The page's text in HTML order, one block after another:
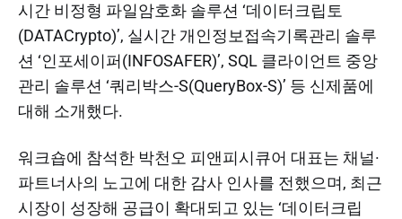
시간 비정형 파일암호화 솔루션 ‘데이터크립토
(DATACrypto)’, 실시간 개인정보접속기록관리 솔루
션 ‘인포세이퍼(INFOSAFER)’, SQL 클라이언트 중앙
관리 솔루션 ‘쿼리박스-S(QueryBox-S)’ 등 신제품에
대해 소개했다.​
워크숍에 참석한 박천오 피앤피시큐어 대표는 채널·
파트너사의 노고에 대한 감사 인사를 전했으며, 최근
시장이 성장해 공급이 확대되고 있는 ‘데이터크립